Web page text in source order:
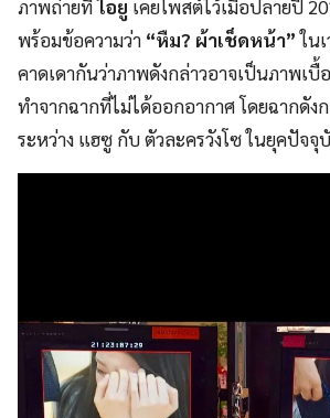
ภาพถ่ายที่ไอยู เคยโพสต์ไว้เมื่อปลายปี
พร้อมข้อความว่า “หืม? ผ้าเช็ดหน้า”ใน
คาดเดากันว่าภาพดังกล่าวอาจเป็นภาพเบื้
ทำจากฉากที่ไม่ได้ออกอากาศ โดยฉากดัง
ระหว่าง แฮซู กับ ตัวละครวังโซ ในยุคปัจจุ